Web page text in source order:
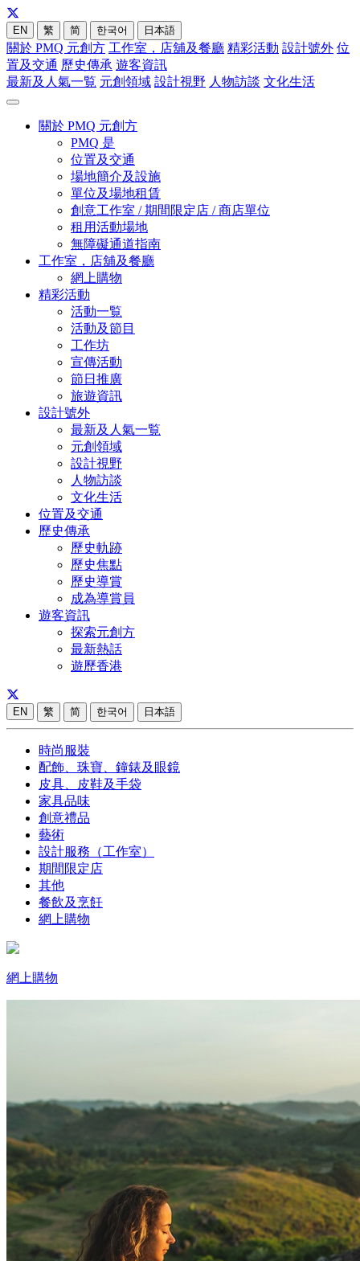
EN 繁 简 한국어 日本語
關於 PMQ 元創方 工作室，店舖及餐廳 精彩活動 設計號外 位
置及交通 歷史傳承 遊客資訊
最新及人氣一覧 元創領域 設計視野 人物訪談 文化生活
關於 PMQ 元創方
PMQ 是
位置及交通
場地簡介及設施
單位及場地租賃
創意工作室 / 期間限定店 / 商店單位
租用活動場地
無障礙通道指南
工作室，店舖及餐廳
網上購物
精彩活動
活動一覧
活動及節目
工作坊
宣傳活動
節日推廣
旅遊資訊
設計號外
最新及人氣一覧
元創領域
設計視野
人物訪談
文化生活
位置及交通
歷史傳承
歷史軌跡
歷史焦點
歷史導賞
成為導賞員
遊客資訊
探索元創方
最新熱話
遊歷香港
EN 繁 简 한국어 日本語
時尚服裝
配飾、珠寶、鐘錶及眼鏡
皮具、皮鞋及手袋
家具品味
創意禮品
藝術
設計服務（工作室）
期間限定店
其他
餐飲及烹飪
網上購物
網上購物